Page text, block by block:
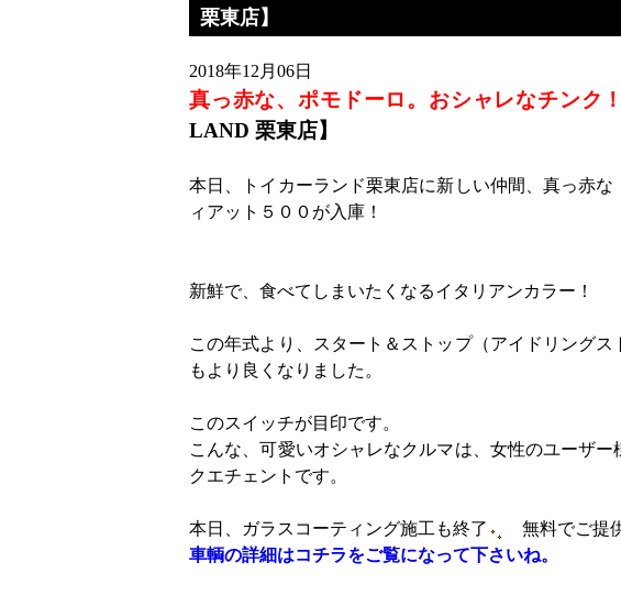
栗東店】
2018年12月06日
真っ赤な、ポモドーロ。おシャレなチンク
LAND 栗東店】
本日、トイカーランド栗東店に新しい仲間、真っ赤
ィアット５００が入庫！
新鮮で、食べてしまいたくなるイタリアンカラー！
この年式より、スタート＆ストップ（アイドリング
もより良くなりました。
このスイッチが目印です。
こんな、可愛いオシャレなクルマは、女性のユーザ
クエチェントです。
本日、ガラスコーティング施工も終了
無料でご提
車輌の詳細はコチラをご覧になって下さいね。